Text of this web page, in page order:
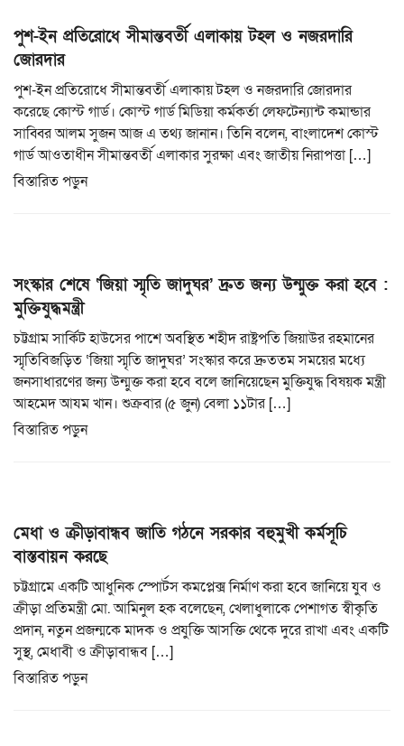
পুশ-ইন প্রতিরোধে সীমান্তবর্তী এলাকায় টহল ও নজরদারি
জোরদার
পুশ-ইন প্রতিরোধে সীমান্তবর্তী এলাকায় টহল ও নজরদারি জোরদার
করেছে কোস্ট গার্ড। কোস্ট গার্ড মিডিয়া কর্মকর্তা লেফটেন্যান্ট কমান্ডার
সাব্বির আলম সুজন আজ এ তথ্য জানান। তিনি বলেন, বাংলাদেশ কোস্ট
গার্ড আওতাধীন সীমান্তবর্তী এলাকার সুরক্ষা এবং জাতীয় নিরাপত্তা […]
বিস্তারিত পড়ুন
সংস্কার শেষে ‘জিয়া স্মৃতি জাদুঘর’ দ্রুত জন্য উন্মুক্ত করা হবে :
মুক্তিযুদ্ধমন্ত্রী
চট্টগ্রাম সার্কিট হাউসের পাশে অবস্থিত শহীদ রাষ্ট্রপতি জিয়াউর রহমানের
স্মৃতিবিজড়িত ‘জিয়া স্মৃতি জাদুঘর’ সংস্কার করে দ্রুততম সময়ের মধ্যে
জনসাধারণের জন্য উন্মুক্ত করা হবে বলে জানিয়েছেন মুক্তিযুদ্ধ বিষয়ক মন্ত্রী
আহমেদ আযম খান। শুক্রবার (৫ জুন) বেলা ১১টার […]
বিস্তারিত পড়ুন
মেধা ও ক্রীড়াবান্ধব জাতি গঠনে সরকার বহুমুখী কর্মসূচি
বাস্তবায়ন করছে
চট্টগ্রামে একটি আধুনিক স্পোর্টস কমপ্লেক্স নির্মাণ করা হবে জানিয়ে যুব ও
ক্রীড়া প্রতিমন্ত্রী মো. আমিনুল হক বলেছেন, খেলাধুলাকে পেশাগত স্বীকৃতি
প্রদান, নতুন প্রজন্মকে মাদক ও প্রযুক্তি আসক্তি থেকে দুরে রাখা এবং একটি
সুস্থ, মেধাবী ও ক্রীড়াবান্ধব […]
বিস্তারিত পড়ুন